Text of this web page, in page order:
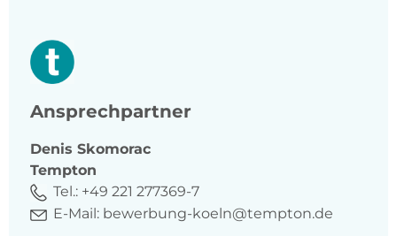
Ansprechpartner
Denis Skomorac
Tempton
Tel.: +49 221 277369-7
E-Mail: bewerbung-koeln@tempton.de